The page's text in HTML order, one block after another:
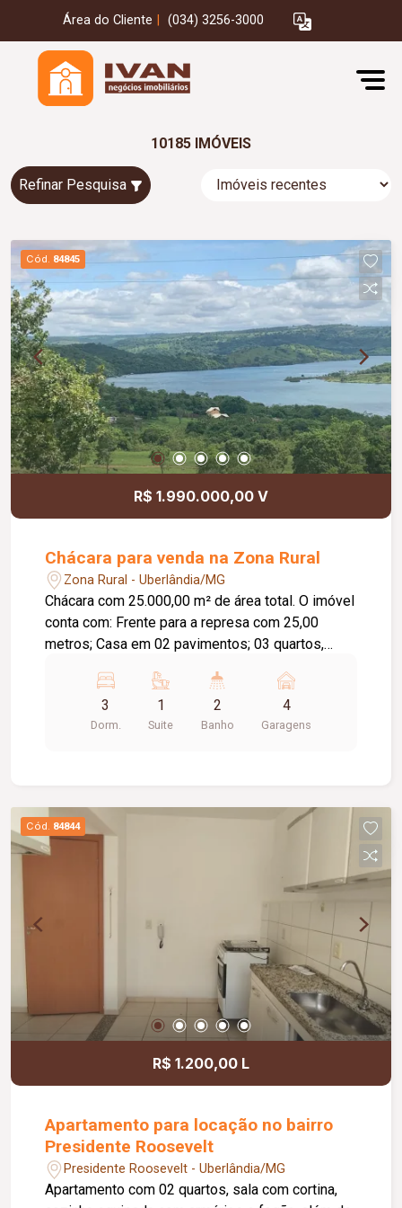
Área do Cliente (034) 3256-3000
10185 IMÓVEIS
Refinar Pesquisa
Cód. 84845
R$ 1.990.000,00 V
Chácara para venda na Zona Rural
Zona Rural - Uberlândia/MG
Chácara com 25.000,00 m² de área total. O imóvel
conta com: Frente para a represa com 25,00
metros; Casa em 02 pavimentos; 03 quartos,
Garagem coberta para 04 carros; Pomar; Poço
artesiano; Casa para caseiro; Energia elétrica;
Internet a cabo; Diferenciais: Documentação
terra.
3
Dorm.
1
Suite
2
Banho
4
Garagens
Cód. 84844
R$ 1.200,00 L
Apartamento para locação no bairro
Presidente Roosevelt
Presidente Roosevelt - Uberlândia/MG
Apartamento com 02 quartos, sala com cortina,